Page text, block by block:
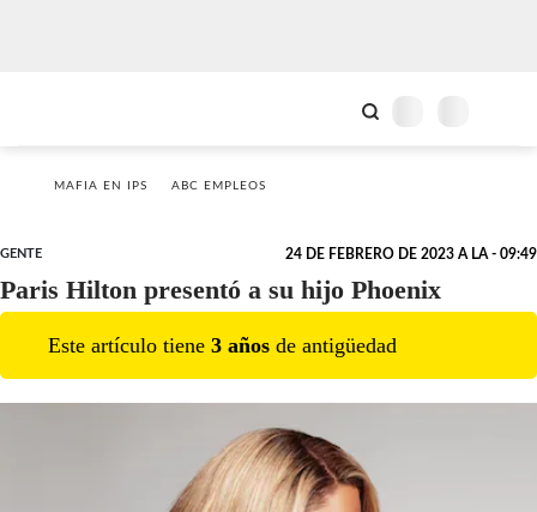
MAFIA EN IPS ABC EMPLEOS
GENTE 24 DE FEBRERO DE 2023 A LA - 09:49
Paris Hilton presentó a su hijo Phoenix
Este artículo tiene 3 años de antigüedad